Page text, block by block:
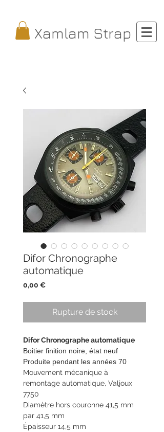
Xamlam Strap
Difor Chronographe
automatique
0,00 €Prix
Rupture de stock
Difor Chronographe automatique
Boitier finition noire, état neuf
Produite pendant les années 70
Mouvement mécanique à
remontage automatique, Valjoux
7750
Diamètre hors couronne 41,5 mm
par 41,5 mm
Épaisseur 14,5 mm